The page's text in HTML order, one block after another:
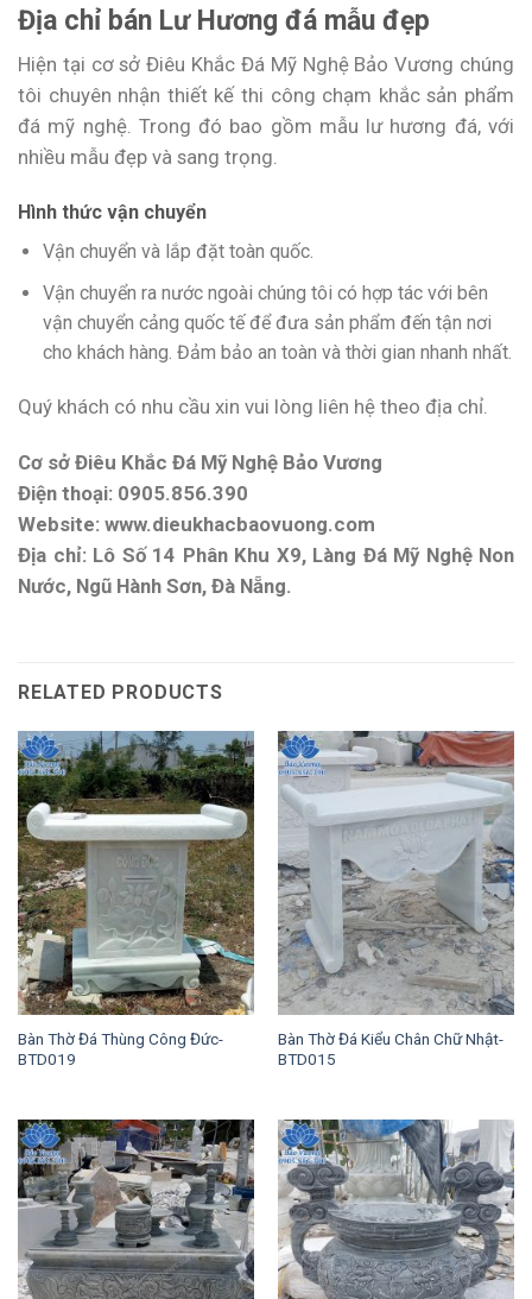
Địa chỉ bán Lư Hương đá mẫu đẹp
Hiện tại cơ sở Điêu Khắc Đá Mỹ Nghệ Bảo Vương chúng
tôi chuyên nhận thiết kế thi công chạm khắc sản phẩm
đá mỹ nghệ. Trong đó bao gồm mẫu lư hương đá, với
nhiều mẫu đẹp và sang trọng.
Hình thức vận chuyển
Vận chuyển và lắp đặt toàn quốc.
Vận chuyển ra nước ngoài chúng tôi có hợp tác với bên
vận chuyển cảng quốc tế để đưa sản phẩm đến tận nơi
cho khách hàng. Đảm bảo an toàn và thời gian nhanh nhất.
Quý khách có nhu cầu xin vui lòng liên hệ theo địa chỉ.
Cơ sở Điêu Khắc Đá Mỹ Nghệ Bảo Vương
Điện thoại: 0905.856.390
Website: www.dieukhacbaovuong.com
Địa chỉ: Lô Số 14 Phân Khu X9, Làng Đá Mỹ Nghệ Non
Nước, Ngũ Hành Sơn, Đà Nẵng.
RELATED PRODUCTS
Bàn Thờ Đá Thùng Công Đức-
BTD019
Bàn Thờ Đá Kiểu Chân Chữ Nhật-
BTD015